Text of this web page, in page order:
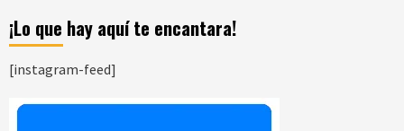
¡Lo que hay aquí te encantara!
[instagram-feed]